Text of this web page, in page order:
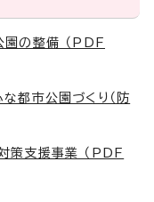
の整備 （PDF
都市公園づくり（防
策支援事業 （PDF